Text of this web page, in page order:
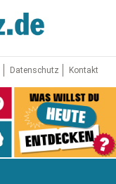
Datenschutz Kontakt